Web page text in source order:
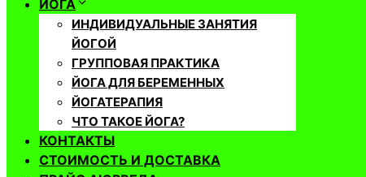
ЙОГА
ИНДИВИДУАЛЬНЫЕ ЗАНЯТИЯ
ЙОГОЙ
ГРУППОВАЯ ПРАКТИКА
ЙОГА ДЛЯ БЕРЕМЕННЫХ
ЙОГАТЕРАПИЯ
ЧТО ТАКОЕ ЙОГА?
КОНТАКТЫ
СТОИМОСТЬ И ДОСТАВКА